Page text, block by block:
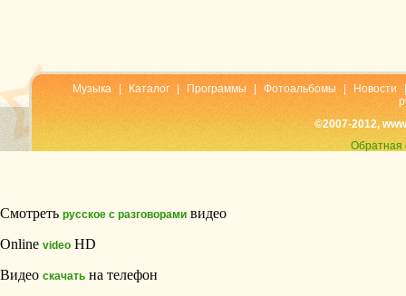
Музыка Каталог Программы Фотоальбомы Новости
©2007-2012,
Обратная
Смотреть русское с разговорами видео
Online video HD
Видео скачать на телефон